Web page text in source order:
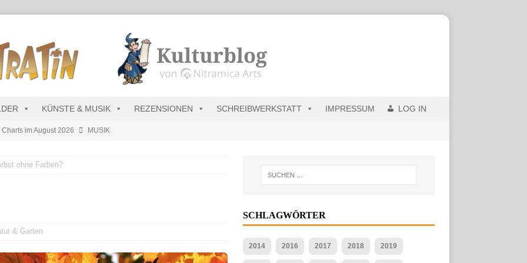
KÜNSTE & MUSIK REZENSIONEN SCHREIBWERKSTATT IMPRESSUM LOG IN
Charts im August 2026 MUSIK
wird erst mal unöffentlich…
stellt Streichliste vor
ohne Farben?
& Garten
SCHLAGWÖRTER
2014 2016 2017 2018 2019